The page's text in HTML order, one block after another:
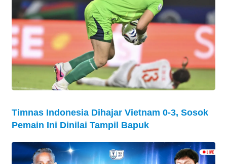
Timnas Indonesia Dihajar Vietnam 0-3, Sosok
Pemain Ini Dinilai Tampil Bapuk